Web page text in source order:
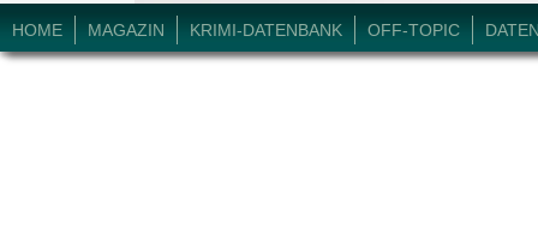
HOME MAGAZIN KRIMI-DATENBANK OFF-TOPIC
© 2026 Krimi-Forum.